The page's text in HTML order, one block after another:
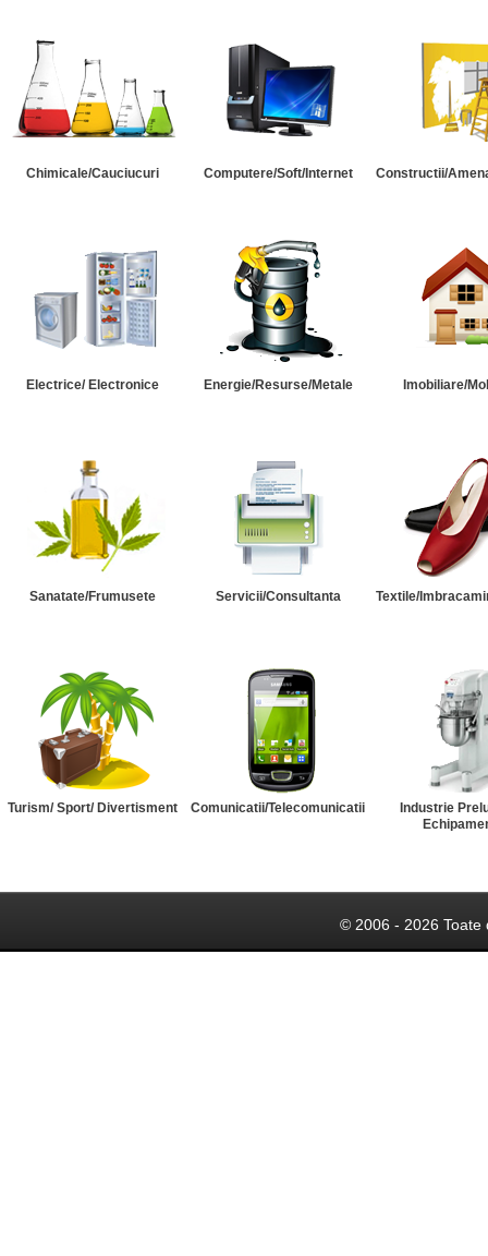
Chimicale/Cauciucuri Computere/Soft/Internet Constructii/
Electrice/ Electronice Energie/Resurse/Metale Imobiliare/
Sanatate/Frumusete Servicii/Consultanta Textile/
Turism/ Sport/ Divertisment Comunicatii/Telecomunicatii
Industrie
© 2006 - 2026